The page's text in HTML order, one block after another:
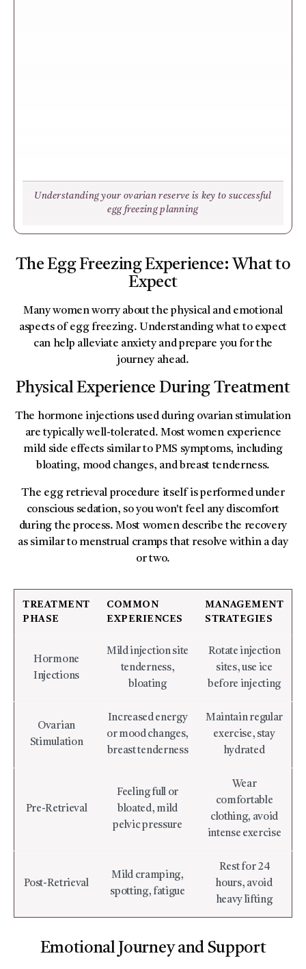
Understanding your ovarian reserve is key to successful
egg freezing planning
The Egg Freezing Experience: What to
Expect
Many women worry about the physical and emotional
aspects of egg freezing. Understanding what to expect
can help alleviate anxiety and prepare you for the
journey ahead.
Physical Experience During Treatment
The hormone injections used during ovarian stimulation
are typically well-tolerated. Most women experience
mild side effects similar to PMS symptoms, including
bloating, mood changes, and breast tenderness.
The egg retrieval procedure itself is performed under
conscious sedation, so you won't feel any discomfort
during the process. Most women describe the recovery
as similar to menstrual cramps that resolve within a day
or two.
TREATMENT
PHASE
COMMON
EXPERIENCES
MANAGEMENT
STRATEGIES
Hormone
Injections
Mild injection site
tenderness,
bloating
Rotate injection
sites, use ice
before injecting
Ovarian
Stimulation
Increased energy
or mood changes,
breast tenderness
Maintain regular
exercise, stay
hydrated
Pre-Retrieval
Feeling full or
bloated, mild
pelvic pressure
Wear
comfortable
clothing, avoid
intense exercise
Post-Retrieval
Mild cramping,
spotting, fatigue
Rest for 24
hours, avoid
heavy lifting
Emotional Journey and Support